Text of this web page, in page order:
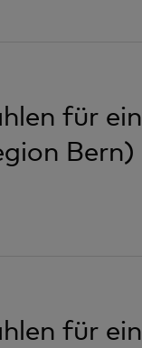
für ein
Bern)
für ein